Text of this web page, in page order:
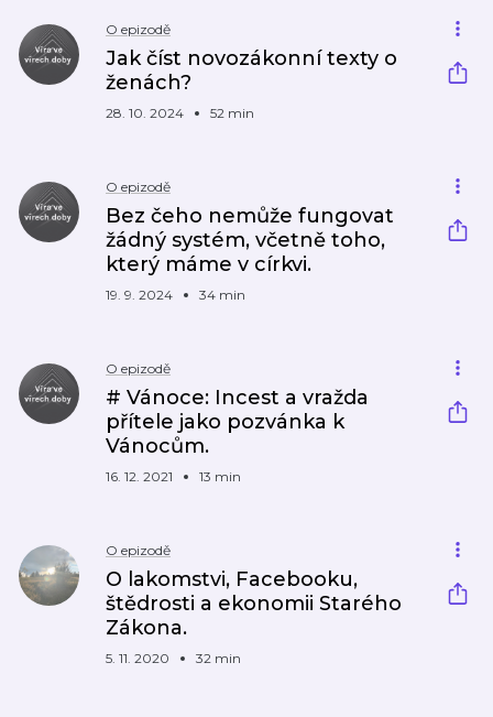
O epizodě
Jak číst novozákonní texty o
ženách?
28. 10. 2024 52 min
O epizodě
Bez čeho nemůže fungovat
žádný systém, včetně toho,
který máme v církvi.
19. 9. 2024 34 min
O epizodě
# Vánoce: Incest a vražda
přítele jako pozvánka k
Vánocům.
16. 12. 2021 13 min
O epizodě
O lakomstvi, Facebooku,
štědrosti a ekonomii Starého
Zákona.
5. 11. 2020 32 min